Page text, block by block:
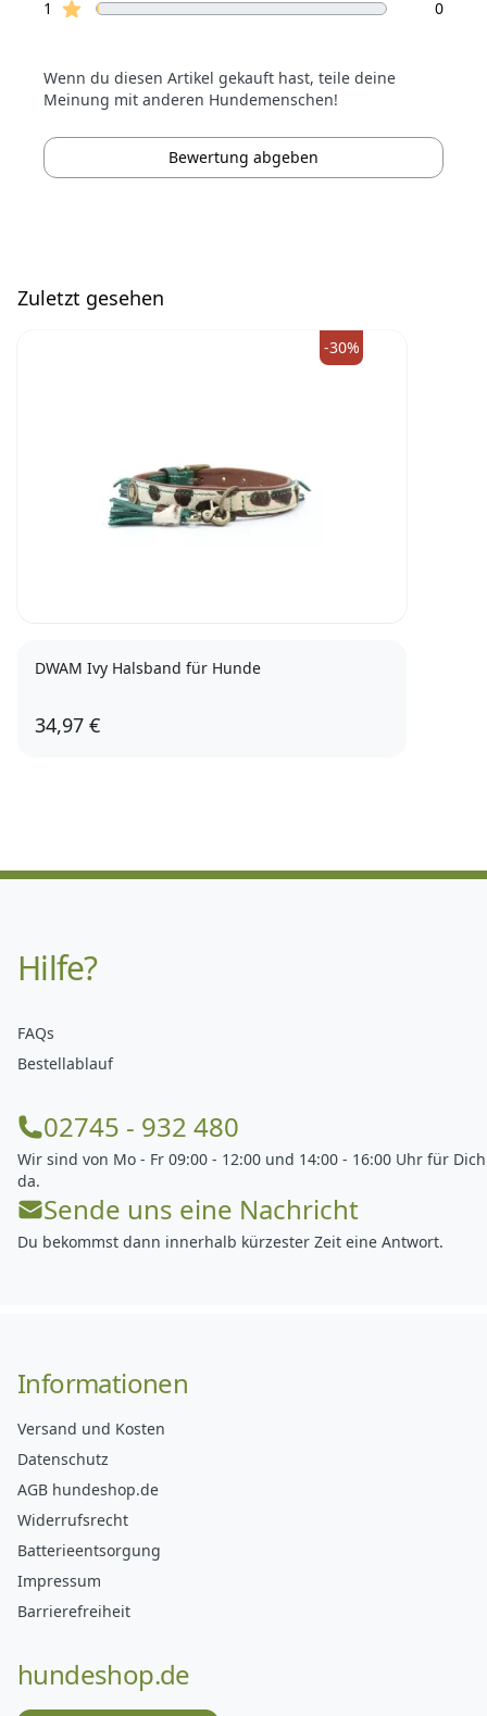
1 Sterne Bewertungen 0
Wenn du diesen Artikel gekauft hast, teile deine
Meinung mit anderen Hundemenschen!
Bewertung abgeben
Zuletzt gesehen
-30%
DWAM Ivy Halsband für Hunde
34,97 €
Hilfe?
FAQs
Bestellablauf
02745 - 932 480
Wir sind von Mo - Fr 09:00 - 12:00 und 14:00 - 16:00 Uhr für Dich
da.
Sende uns eine Nachricht
Du bekommst dann innerhalb kürzester Zeit eine Antwort.
Informationen
Versand und Kosten
Datenschutz
AGB hundeshop.de
Widerrufsrecht
Batterieentsorgung
Impressum
Barrierefreiheit
hundeshop.de